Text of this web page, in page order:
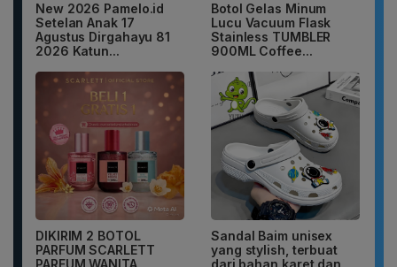
New 2026 Pamelo.id
Setelan Anak 17
Agustus Dirgahayu 81
2026 Katun...
Botol Gelas Minum
Lucu Vacuum Flask
Stainless TUMBLER
900ML Coffee...
DIKIRIM 2 BOTOL
PARFUM SCARLETT
Sandal Baim unisex
yang stylish, terbuat